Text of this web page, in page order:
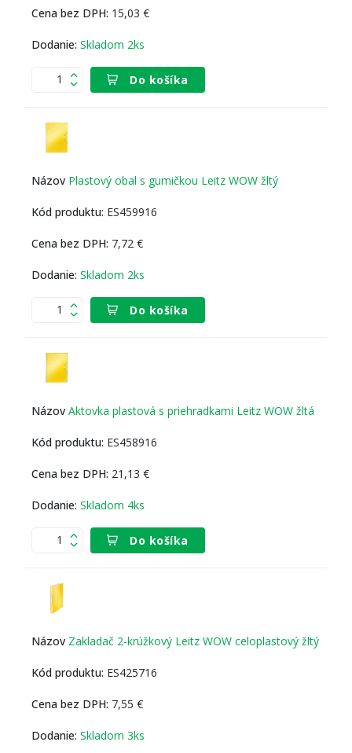
15,03 €
Skladom 2ks
Do košíka
Plastový obal s gumičkou Leitz WOW žltý
ES459916
7,72 €
Skladom 2ks
Do košíka
Aktovka plastová s priehradkami Leitz WOW žltá
ES458916
21,13 €
Skladom 4ks
Do košíka
Zakladač 2-krúžkový Leitz WOW celoplastový žltý
ES425716
7,55 €
Skladom 3ks